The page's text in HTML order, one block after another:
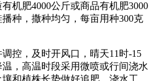
机肥4000公斤或商品有机肥3000
种，撒种均匀，每亩用种300克
，及时开风口，晴天11时-15
，高温时段采用微喷或行间浇水